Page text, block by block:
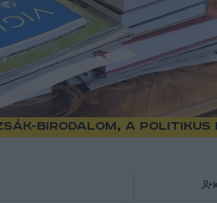
birodalom, a politikus